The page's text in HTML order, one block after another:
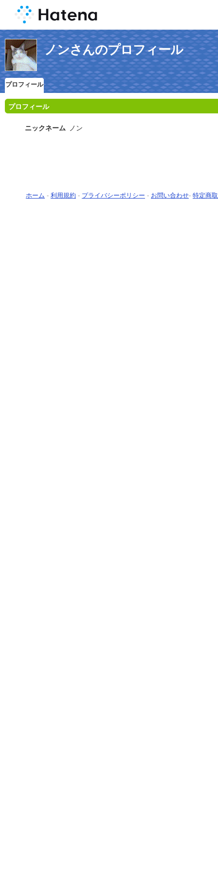
ノンさんのプロフィール
プロフィール
プロフィール
ニックネーム ノン
ホーム - 利用規約 - プライバシーポリシー - お問い合わせ- 特定商